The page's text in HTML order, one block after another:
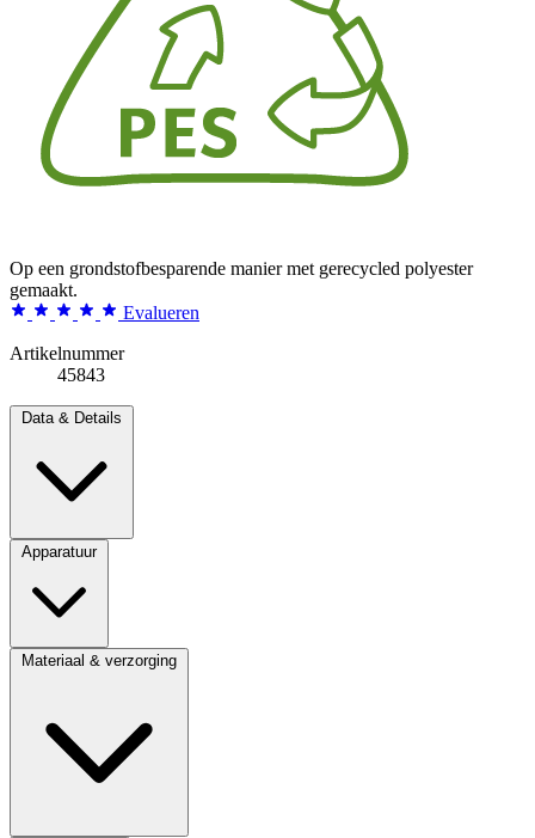
Op een grondstofbesparende manier met gerecycled polyester
gemaakt.
Evalueren
Artikelnummer
45843
Data & Details
Apparatuur
Materiaal & verzorging